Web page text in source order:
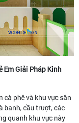
Em Giải Pháp Kinh
cà phê và khu vực sân
banh, cầu trượt, các
quanh khu vực này